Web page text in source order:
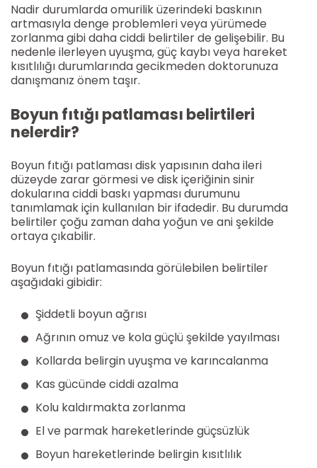
Nadir durumlarda omurilik üzerindeki baskının
artmasıyla denge problemleri veya yürümede
zorlanma gibi daha ciddi belirtiler de gelişebilir. Bu
nedenle ilerleyen uyuşma, güç kaybı veya hareket
kısıtlılığı durumlarında gecikmeden doktorunuza
danışmanız önem taşır.
Boyun fıtığı patlaması belirtileri
nelerdir?
Boyun fıtığı patlaması disk yapısının daha ileri
düzeyde zarar görmesi ve disk içeriğinin sinir
dokularına ciddi baskı yapması durumunu
tanımlamak için kullanılan bir ifadedir. Bu durumda
belirtiler çoğu zaman daha yoğun ve ani şekilde
ortaya çıkabilir.
Boyun fıtığı patlamasında görülebilen belirtiler
aşağıdaki gibidir:
Şiddetli boyun ağrısı
Ağrının omuz ve kola güçlü şekilde yayılması
Kollarda belirgin uyuşma ve karıncalanma
Kas gücünde ciddi azalma
Kolu kaldırmakta zorlanma
El ve parmak hareketlerinde güçsüzlük
Boyun hareketlerinde belirgin kısıtlılık